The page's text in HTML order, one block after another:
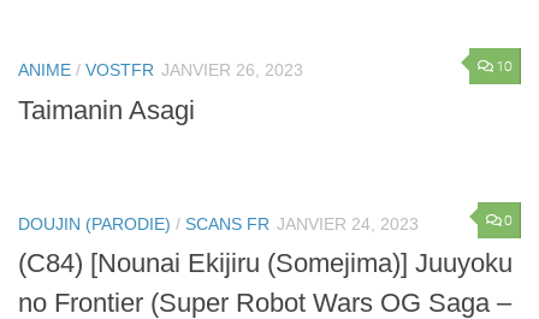
10
ANIME / VOSTFR JANVIER 26, 2023
Taimanin Asagi
0
DOUJIN (PARODIE) / SCANS FR JANVIER 24, 2023
(C84) [Nounai Ekijiru (Somejima)] Juuyoku
no Frontier (Super Robot Wars OG Saga –